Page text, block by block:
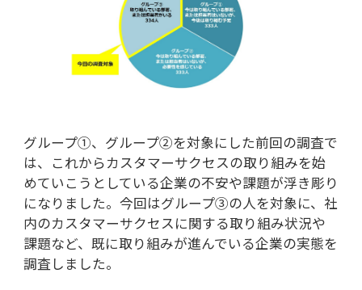
グループ①、グループ②を対象にした前回の調査で
は、これからカスタマーサクセスの取り組みを始
めていこうとしている企業の不安や課題が浮き彫り
になりました。今回はグループ③の人を対象に、社
内のカスタマーサクセスに関する取り組み状況や
課題など、既に取り組みが進んでいる企業の実態を
調査しました。